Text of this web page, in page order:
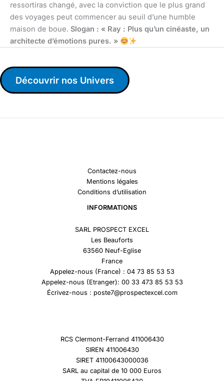
ressortiras changé, avec la conviction que le plus grand
des voyages peut commencer au seuil d’une humble
maison de boue. Slogan : « Ray : Plus qu’un cinéaste, un
architecte d’émotions pures. »
Découvrir nos Univers
Contactez-nous
Mentions légales
Conditions d’utilisation
INFORMATIONS
SARL PROSPECT EXCEL
Les Beauforts
63560 Neuf-Eglise
France
Appelez-nous (France) : 04 73 85 53 53
Appelez-nous (Etranger): 00 33 473 85 53 53
Écrivez-nous : poste7@prospectexcel.com
RCS Clermont-Ferrand 411006430
SIREN 411006430
SIRET 41100643000036
SARL au capital de 10 000 Euros